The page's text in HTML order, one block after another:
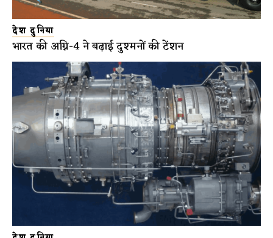
देश दुनिया
भारत की अग्नि-4 ने बढ़ाई दुश्मनों की टेंशन